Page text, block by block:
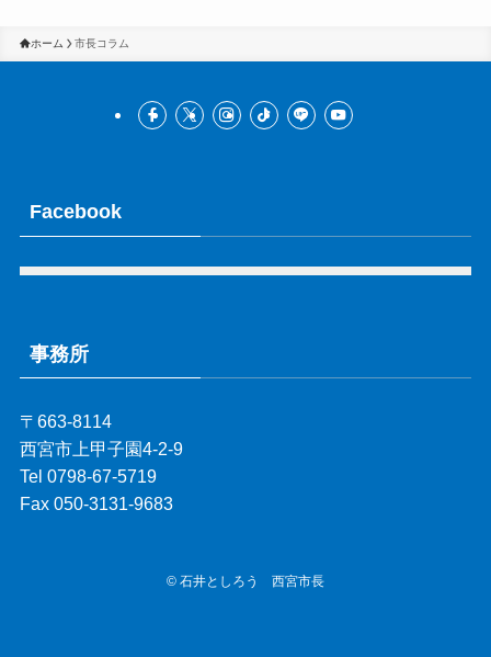
ホーム 市長コラム
Facebook
事務所
〒663-8114
西宮市上甲子園4-2-9
Tel 0798-67-5719
Fax 050-3131-9683
© 石井としろう 西宮市長